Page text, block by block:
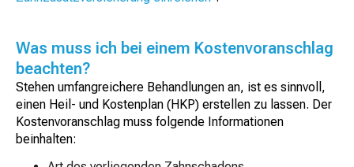
Was muss ich bei einem Kostenvoranschlag
beachten?
Stehen umfangreichere Behandlungen an, ist es sinnvoll,
einen Heil- und Kostenplan (HKP) erstellen zu lassen. Der
Kostenvoranschlag muss folgende Informationen
beinhalten: